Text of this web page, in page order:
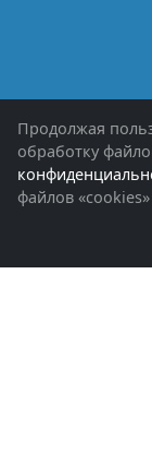
Продолжая
обработку
файлов